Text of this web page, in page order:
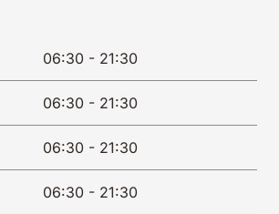
06:30 - 21:30
06:30 - 21:30
06:30 - 21:30
06:30 - 21:30